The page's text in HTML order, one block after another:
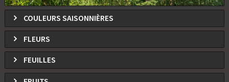
COULEURS SAISONNIÈRES
FLEURS
FEUILLES